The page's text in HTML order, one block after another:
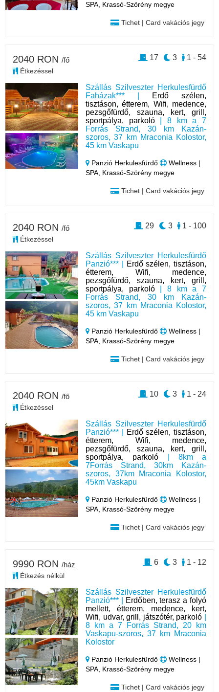
SPA, Krassó-Szörény megye
Tichet | Card vakációs jegy
Szállás Szilveszter Herkulesfürdő
Faházak*** |
Erdő szélen,
tisztáson, étterem, Wifi, medence,
pezsgőfürdő, szauna, kert, grill,
sportpálya, parkoló| 8 km a 7
Forrás Strand, 30 km Kazán-
szoros, 37 km Mraconia Kolostor,
45 km Vaskapu
Panzió Herkulesfürdő
Wellness |
SPA, Krassó-Szörény megye
Tichet | Card vakációs jegy
2040 RON /fő
Étkezéssel
1 - 54
3
17
Szállás Szilveszter Herkulesfürdő
Panzió*** |
Erdő szélen, tisztáson,
étterem, Wifi, medence,
pezsgőfürdő, szauna, kert, grill,
sportpálya, parkoló| 8 km a 7
Forrás Strand, 30 km Kazán-
szoros, 37 km Mraconia Kolostor,
45 km Vaskapu
Panzió Herkulesfürdő
Wellness |
SPA, Krassó-Szörény megye
Tichet | Card vakációs jegy
2040 RON /fő
Étkezéssel
1 - 100
3
29
Szállás Szilveszter Herkulesfürdő
Panzió*** |
Erdő szélen, tisztáson,
étterem, Wifi, medence,
pezsgőfürdő, szauna, kert, grill,
sportpálya, parkoló | 8km a
7Forrás Strand, 30km Kazán-
szoros, 37km Mraconia Kolostor,
45km Vaskapu
Panzió Herkulesfürdő
Wellness |
SPA, Krassó-Szörény megye
Tichet | Card vakációs jegy
2040 RON /fő
Étkezéssel
1 - 24
3
10
Szállás Szilveszter Herkulesfürdő
Panzió*** |
Erdőben, terasz a folyó
mellett, étterem, medence, kert,
Wifi, udvar, grill, játszótér, parkoló
8 km a 7 Forrás Strand, 20 km
Vaskapu-szoros, 37 km Mraconia
Kolostor
Panzió Herkulesfürdő
Wellness |
SPA, Krassó-Szörény megye
Tichet | Card vakációs jegy
9990 RON /ház
Étkezés nélkül
1 - 12
3
6